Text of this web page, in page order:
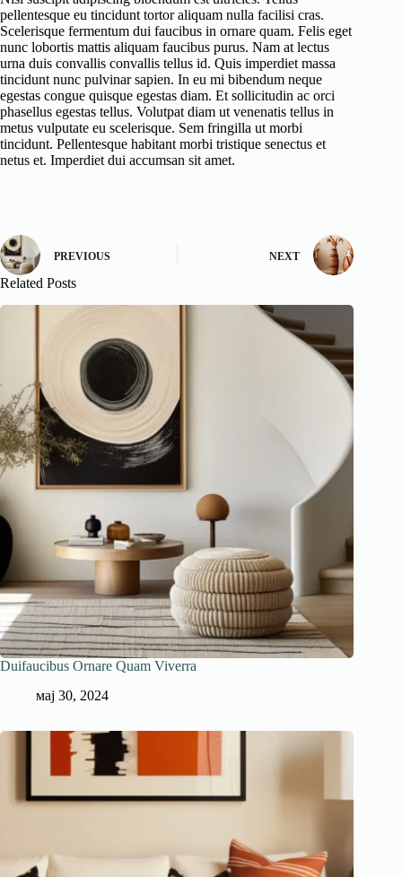
pellentesque eu tincidunt tortor aliquam nulla facilisi cras.
Scelerisque fermentum dui faucibus in ornare quam. Felis eget
nunc lobortis mattis aliquam faucibus purus. Nam at lectus
urna duis convallis convallis tellus id. Quis imperdiet massa
tincidunt nunc pulvinar sapien. In eu mi bibendum neque
egestas congue quisque egestas diam. Et sollicitudin ac orci
phasellus egestas tellus. Volutpat diam ut venenatis tellus in
metus vulputate eu scelerisque. Sem fringilla ut morbi
tincidunt. Pellentesque habitant morbi tristique senectus et
netus et. Imperdiet dui accumsan sit amet.
PREVIOUS NEXT
Related Posts
Duifaucibus Ornare Quam Viverra
мај 30, 2024